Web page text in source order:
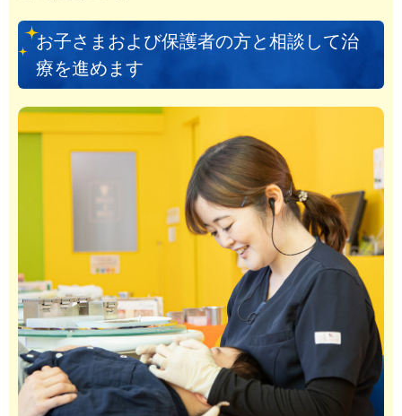
お子さまおよび保護者の方と相談して治
療を進めます